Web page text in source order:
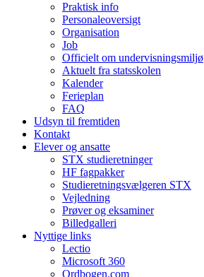
Praktisk info
Personaleoversigt
Organisation
Job
Officielt om undervisningsmiljø
Aktuelt fra statsskolen
Kalender
Ferieplan
FAQ
Udsyn til fremtiden
Kontakt
Elever og ansatte
STX studieretninger
HF fagpakker
Studieretningsvælgeren STX
Vejledning
Prøver og eksaminer
Billedgalleri
Nyttige links
Lectio
Microsoft 360
Ordbogen.com